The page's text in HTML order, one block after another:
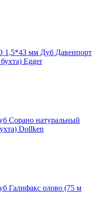
1,5*43 мм Дуб Давенпорт
Egger
Сорано натуральный
Dollken
Галифакс олово (75 м